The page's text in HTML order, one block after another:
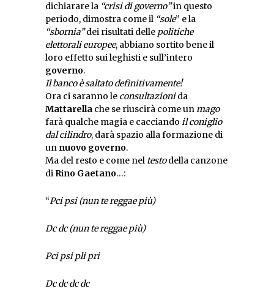
dichiarare la “crisi di governo”in questo
periodo, dimostra come il “sole” e la
“sbornia”dei risultati delle politiche
elettorali europee, abbiano sortito bene il
loro effetto sui leghisti e sull’intero
governo.
Il banco è saltato definitivamente!
Ora ci saranno le consultazionida
Mattarella che se riuscirà come unmago
farà qualche magia e cacciando il coniglio
dal cilindro, darà spazio alla formazione di
un nuovo governo.
Ma del resto e come nel testodella canzone
di Rino Gaetano…:
“Pci psi (nun te reggae più)
Dc dc (nun te reggae più)
Pci psi pli pri
Dc dc dc dc